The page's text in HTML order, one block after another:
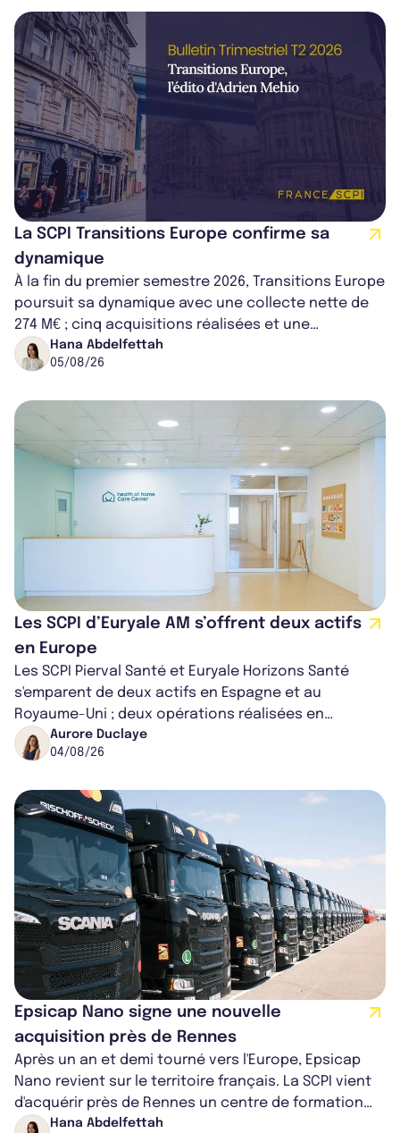
La SCPI Transitions Europe confirme sa
dynamique
À la fin du premier semestre 2026, Transitions Europe
poursuit sa dynamique avec une collecte nette de
274 M€ ; cinq acquisitions réalisées et une
capitalisation portée à 1,38 Md€....
Hana Abdelfettah
05/08/26
Les SCPI d’Euryale AM s’offrent deux actifs
en Europe
Les SCPI Pierval Santé et Euryale Horizons Santé
s'emparent de deux actifs en Espagne et au
Royaume-Uni ; deux opérations réalisées en
partenariat. Ces co-acquisitions permettent a...
Aurore Duclaye
04/08/26
Epsicap Nano signe une nouvelle
acquisition près de Rennes
Après un an et demi tourné vers l'Europe, Epsicap
Nano revient sur le territoire français. La SCPI vient
d'acquérir près de Rennes un centre de formation
pour conducteurs poids lou...
Hana Abdelfettah